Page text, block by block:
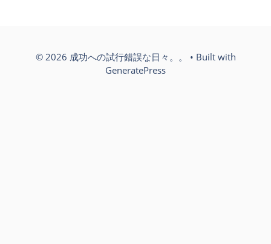
© 2026 成功への試行錯誤な日々。。
• Built with
GeneratePress